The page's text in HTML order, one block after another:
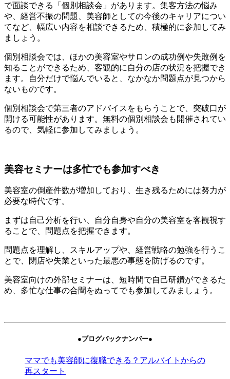
で面談できる「個別相談会」があります。集客方法の悩み
や、経営不振の問題、美容師としての今後のキャリアについ
てなど、幅広い内容を相談できるため、積極的に参加してみ
ましょう。
個別相談会では、ほかの美容室やサロンの成功例や失敗例を
知ることができるため、客観的に自分の店の状況を把握でき
ます。自分だけで悩んでいると、なかなか問題点が見つから
ないものです。
個別相談会で第三者のアドバイスをもらうことで、突破口が
開ける可能性があります。無料の個別相談会も開催されてい
るので、気軽に参加してみましょう。
美容セミナーは多忙でも参加すべき
美容室の倒産件数が増加しており、生き残るためには努力が
必要な時代です。
まずは自己分析を行い、自分自身や自分の美容室を客観視す
ることで、問題点を把握できます。
問題点を理解し、スキルアップや、経営戦略の勉強を行うこ
とで、閉店や失業といった最悪の事態を防げるのです。
美容室向けの外部セミナーは、短時間で自己研鑽ができるた
め、多忙な仕事の合間をぬってでも参加してみましょう。
●ブログバックナンバー●
ママでも美容師に復職できる？アルバイトからの
再スタート